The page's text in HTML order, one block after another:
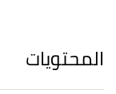
المحتويات